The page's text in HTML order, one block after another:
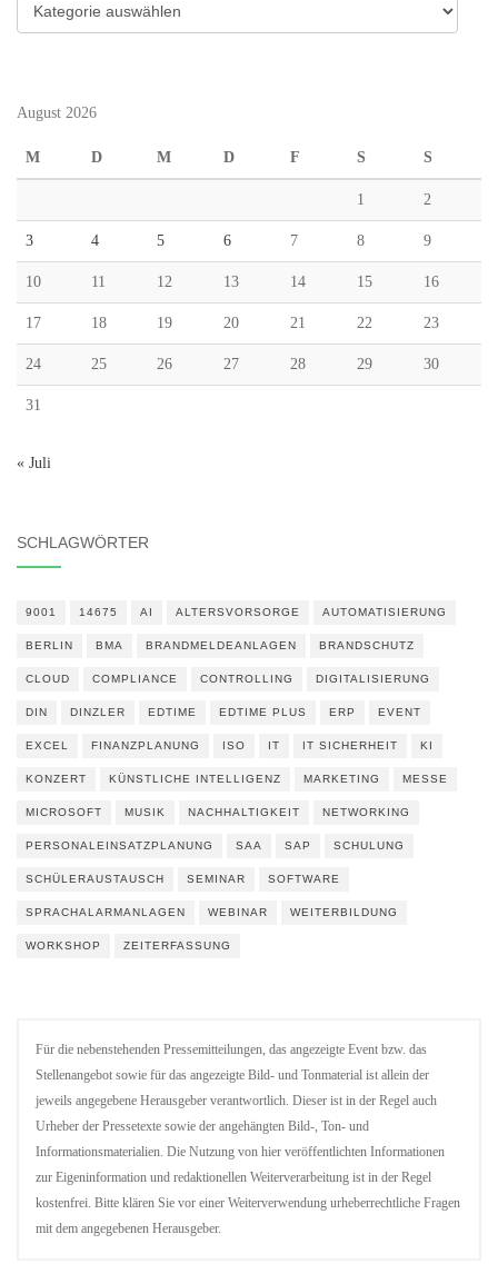
August 2026
M D M D F S S
1 2
3 4 5 6 7 8 9
10 11 12 13 14 15 16
17 18 19 20 21 22 23
24 25 26 27 28 29 30
31
« Juli
SCHLAGWÖRTER
9001 14675 AI ALTERSVORSORGE AUTOMATISIERUNG
BERLIN BMA BRANDMELDEANLAGEN BRANDSCHUTZ
CLOUD COMPLIANCE CONTROLLING DIGITALISIERUNG
DIN DINZLER EDTIME EDTIME PLUS ERP EVENT
EXCEL FINANZPLANUNG ISO IT IT SICHERHEIT KI
KONZERT KÜNSTLICHE INTELLIGENZ MARKETING MESSE
MICROSOFT MUSIK NACHHALTIGKEIT NETWORKING
PERSONALEINSATZPLANUNG SAA SAP SCHULUNG
SCHÜLERAUSTAUSCH SEMINAR SOFTWARE
SPRACHALARMANLAGEN WEBINAR WEITERBILDUNG
WORKSHOP ZEITERFASSUNG
Für die nebenstehenden Pressemitteilungen, das angezeigte Event bzw. das
Stellenangebot sowie für das angezeigte Bild- und Tonmaterial ist allein der
jeweils angegebene Herausgeber verantwortlich. Dieser ist in der Regel auch
Urheber der Pressetexte sowie der angehängten Bild-, Ton- und
Informationsmaterialien. Die Nutzung von hier veröffentlichten Informationen
zur Eigeninformation und redaktionellen Weiterverarbeitung ist in der Regel
kostenfrei. Bitte klären Sie vor einer Weiterverwendung urheberrechtliche Fragen
mit dem angegebenen Herausgeber.